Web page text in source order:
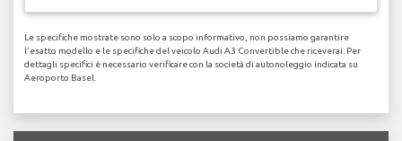
Le specifiche mostrate sono solo a scopo informativo, non possiamo garantire
l'esatto modello e le specifiche del veicolo Audi A3 Convertible che riceverai. Per
dettagli specifici è necessario verificare con la società di autonoleggio indicata su
Aeroporto Basel.